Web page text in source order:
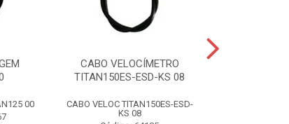
00
CABO VELOCÍMETRO
TITAN150ES-ESD-KS 08
CABO VELOC TITAN150ES-ESD-
KS 08